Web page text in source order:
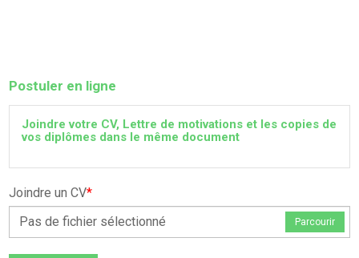
Postuler en ligne
Joindre votre CV, Lettre de motivations et les copies de
vos diplômes dans le même document
Joindre un CV*
Pas de fichier sélectionné
Parcourir